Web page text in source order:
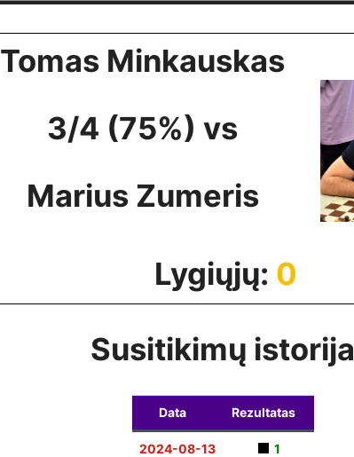
Tomas Minkauskas
3/4 (75%) vs
Marius Zumeris
Lygiųjų: 0
Susitikimų istorija
Data Rezultatas
2024-08-13 1